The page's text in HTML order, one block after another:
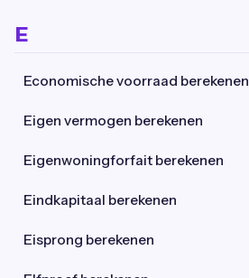
E
Economische voorraad berekenen
Eigen vermogen berekenen
Eigenwoningforfait berekenen
Eindkapitaal berekenen
Eisprong berekenen